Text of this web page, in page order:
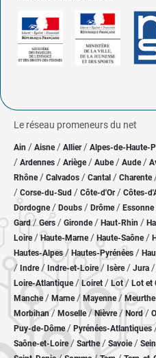
Le réseau promeneurs du net
Ain / Aisne/ Allier/ Alpes-de-Haute-
/ Ardennes / Ariège/ Aube/ Aude /
Rhône/ Calvados / Cantal / Charente
/ Corse-du-Sud / Côte-d'Or / Côtes-
Dordogne/ Doubs / Drôme/ Essonne
Gard/Gers / Gironde/ Haut-Rhin /
Loire/Haute-Marne/ Haute-Saône/
Hautes-Alpes/ Hautes-Pyrénées /
/ Indre/ Indre-et-Loire/ Isère/ Jura /
Loire-Atlantique/ Loiret / Lot/ Lot et
Manche/ Marne/ Mayenne/
Morbihan/ Moselle/ Nièvre / Nord/
Puy-de-Dôme/ Pyrénées-Atlantiques
Saône-et-Loire/ Sarthe/ Savoie/